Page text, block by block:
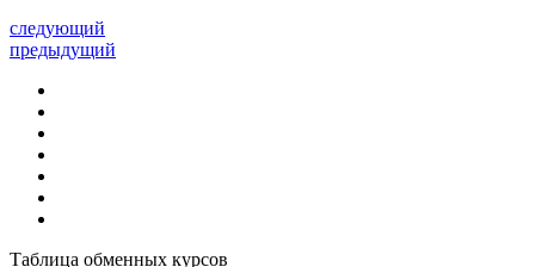
следующий
предыдущий
Таблица обменных курсов